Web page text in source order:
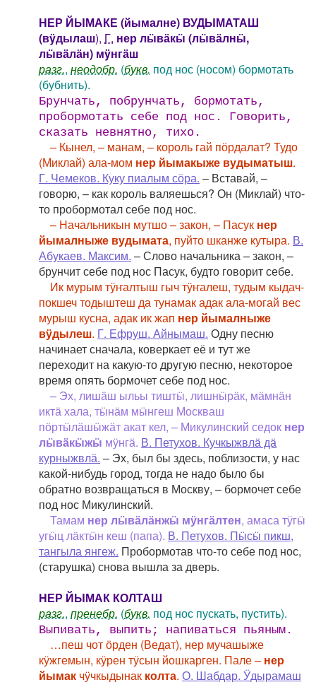
НЕР ЙЫМАКЕ (йымалне) ВУДЫМАТАШ
(вÿдылаш), Г. нер лӹвӓкӹ (лӹвӓлнӹ,
лӹвӓлӓн) мÿнгӓш
разг., неодобр. (букв. под нос (носом) бормотать
(бубнить).
Брунчать, побрунчать, бормотать,
пробормотать себе под нос. Говорить,
сказать невнятно, тихо.
– Кынел, – манам, – король гай пӧрдалат? Тудо
(Миклай) ала-мом нер йымакыже вудыматыш.
Г. Чемеков. Куку пиалым сӧра. – Вставай, –
говорю, – как король валяешься? Он (Миклай) что-
то пробормотал себе под нос.
– Начальникын мутшо – закон, – Пасук нер
йымалныже вудымата, пуйто шканже кутыра. В.
Абукаев. Максим. – Слово начальника – закон, –
брунчит себе под нос Пасук, будто говорит себе.
Ик мурым тӱҥалтыш гыч тӱҥалеш, тудым кыдач-
покшеч тодыштеш да тунамак адак ала-могай вес
мурыш кусна, адак ик жап нер йымалныже
вӱдылеш. Г. Ефруш. Айнымаш. Одну песню
начинает сначала, коверкает её и тут же
переходит на какую-то другую песню, некоторое
время опять бормочет себе под нос.
– Эх, лишӓш ыльы тиштӹ, лишнӹрӓк, мӓмнӓн
иктӓ хала, тӹнӓм мӹнгеш Москваш
пӧртӹлӓшӹжӓт акат кел, – Микулинский седок нер
лӹвӓкӹжӹ мӱнгӓ. В. Петухов. Кучкыжвлӓ дӓ
курныжвлӓ. – Эх, был бы здесь, поблизости, у нас
какой-нибудь город, тогда не надо было бы
обратно возвращаться в Москву, – бормочет себе
под нос Микулинский.
Тамам нер лӹвӓлӓнжӹ мӱнгӓлтен, амаса тӱгӹ
угӹц лӓктӹн кеш (папа). В. Петухов. Пӹсӹ пикш,
тангыла янгеж. Пробормотав что-то себе под нос,
(старушка) снова вышла за дверь.
НЕР ЙЫМАК КОЛТАШ
разг., пренебр. (букв. под нос пускать, пустить).
Выпивать, выпить; напиваться пьяным.
…пеш чот ӧрден (Ведат), нер мучашыже
кӱжгемын, кӱрен тӱсын йошкарген. Пале – нер
йымак чӱчкыдынак колта. О. Шабдар. Ӱдырамаш